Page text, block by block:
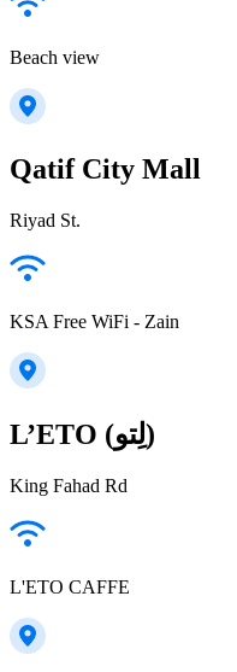
Beach view
Qatif City Mall
Riyad St.
KSA Free WiFi - Zain
L’ETO (لِتو)
King Fahad Rd
L'ETO CAFFE